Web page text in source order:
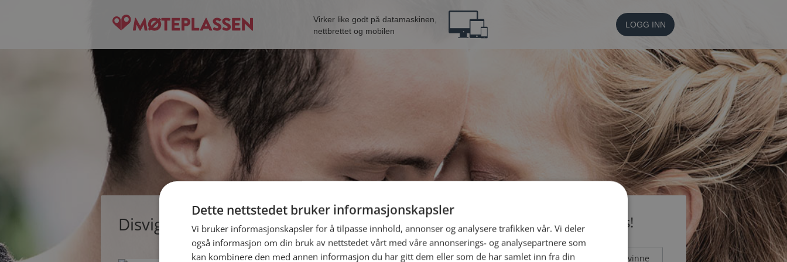
Virker like godt på datamaskinen,
nettbrettet og mobilen
LOGG INN
Disvig, single kvinne fra Larvik Bli medlem gratis!
Jeg er en: Mann Kvinne
Dette nettstedet bruker informasjonskapsler
Vi bruker informasjonskapsler for å tilpasse innhold, annonser og analysere trafikken vår. Vi deler
også informasjon om din bruk av nettstedet vårt med våre annonserings- og analysepartnere som
kan kombinere den med annen informasjon du har gitt dem eller som de har samlet inn fra din